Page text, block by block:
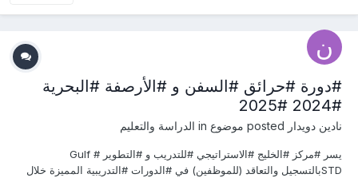
#دورة #حرائق #السفن و #الأرصفة #البحرية
#2024 #2025
نادين دويدار الدراسة والتعليم
يسر #مركز #الخليج #الاستراتيجي #للتدريب و #التطوير # Gulf
STDبالتسجيل والتعاقد (للموظفين) في #الدورات #التدريبية المميزة خلال